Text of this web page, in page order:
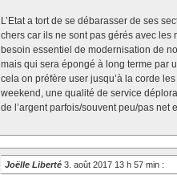
L’Etat a tort de se débarasser de ses
chers car ils ne sont pas gérés avec les
besoin essentiel de modernisation de
mais qui sera épongé à long terme par
cela on préfère user jusqu’à la corde
weekend, une qualité de service
de l’argent parfois/souvent peu/pas net
Joëlle Liberté 3. août 2017 13 h 57 min :